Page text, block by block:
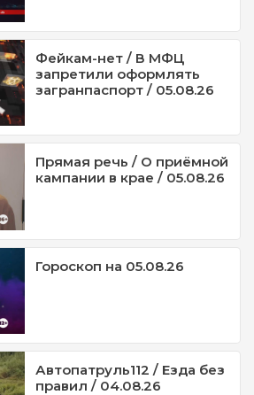
Фейкам-нет / В МФЦ
запретили оформлять
загранпаспорт / 05.08.26
Прямая речь / О приёмной
кампании в крае / 05.08.26
Гороскоп на 05.08.26
Автопатруль112 / Езда без
правил / 04.08.26